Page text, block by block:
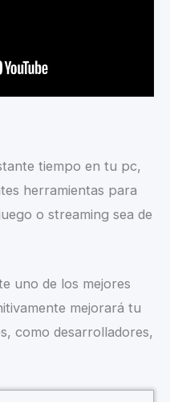
tiempo en tu pc,
herramientas para
o streaming sea de
uno de los mejores
mejorará tu
como desarrolladores,